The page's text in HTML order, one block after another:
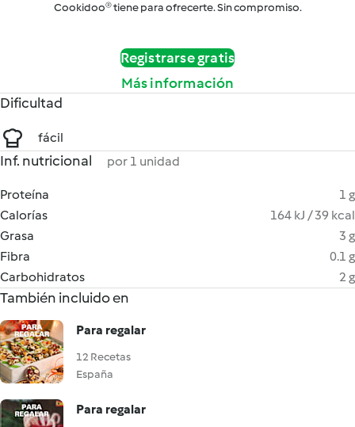
Cookidoo® tiene para ofrecerte. Sin compromiso.
Registrarse gratis
Más información
Dificultad
fácil
Inf. nutricional por 1 unidad
Proteína
1 g
Calorías
164 kJ / 39 kcal
Grasa
3 g
Fibra
0.1 g
Carbohidratos
2 g
También incluido en
Para regalar
12 Recetas
España
Para regalar